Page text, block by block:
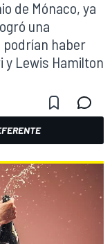
de Mónaco, ya
una
haber
y Lewis Hamilton